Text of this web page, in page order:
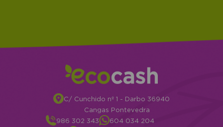
C/ Cunchido nº 1 - Darbo 36940
Cangas Pontevedra
986 302 343
604 034 204